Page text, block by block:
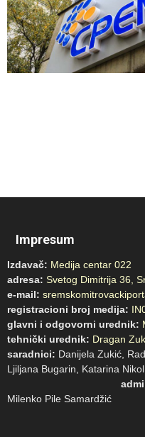
Impresum
Izdavač: Medija centar 022
adresa: Svetog Dimitrija 36,
e-mail:
registracioni broj medija:
glavni i odgovorni urednik:
tehnički urednik: Dragan
saradnici: Danijela Zukić,
Ljiljana
Milenko Pile Samardžić